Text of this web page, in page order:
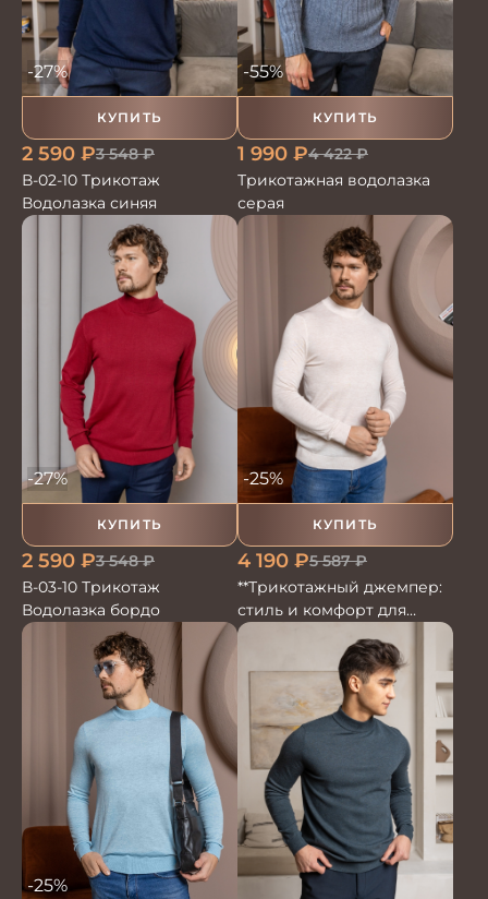
КУПИТЬ
-27%
2 590 ₽3 548₽
В-02-10 Трикотаж
Водолазка синяя
КУПИТЬ
-55%
1 990 ₽4 422₽
Трикотажная водолазка
серая
КУПИТЬ
-27%
2 590 ₽3 548₽
В-03-10 Трикотаж
Водолазка бордо
КУПИТЬ
-25%
4 190 ₽5 587₽
**Трикотажный джемпер:
стиль и комфорт для
любого образа**
-25%